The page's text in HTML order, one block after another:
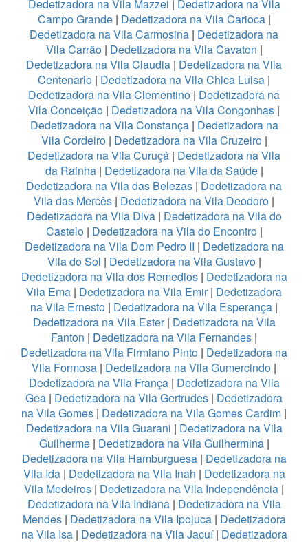
Dedetizadora na Vila Mazzei | Dedetizadora na Vila
Campo Grande| Dedetizadora na Vila Carioca|
Dedetizadora na Vila Carmosina | Dedetizadora na
Vila Carrão| Dedetizadora na Vila Cavaton |
Dedetizadora na Vila Claudia | Dedetizadora na Vila
Centenario | Dedetizadora na Vila Chica Luisa |
Dedetizadora na Vila Clementino | Dedetizadora na
Vila Conceição | Dedetizadora na Vila Congonhas |
Dedetizadora na Vila Constança| Dedetizadora na
Vila Cordeiro| Dedetizadora na Vila Cruzeiro |
Dedetizadora na Vila Curuçá | Dedetizadora na Vila
da Rainha | Dedetizadora na Vila da Saúde|
Dedetizadora na Vila das Belezas | Dedetizadora na
Vila das Mercês | Dedetizadora na Vila Deodoro |
Dedetizadora na Vila Diva| Dedetizadora na Vila do
Castelo| Dedetizadora na Vila do Encontro|
Dedetizadora na Vila Dom Pedro II | Dedetizadora na
Vila do Sol | Dedetizadora na Vila Gustavo|
Dedetizadora na Vila dos Remedios| Dedetizadora na
Vila Ema | Dedetizadora na Vila Emir| Dedetizadora
na Vila Ernesto | Dedetizadora na Vila Esperança |
Dedetizadora na Vila Ester| Dedetizadora na Vila
Fanton | Dedetizadora na Vila Fernandes |
Dedetizadora na Vila Firmiano Pinto | Dedetizadora na
Vila Formosa | Dedetizadora na Vila Gumercindo |
Dedetizadora na Vila França| Dedetizadora na Vila
Gea | Dedetizadora na Vila Gertrudes | Dedetizadora
na Vila Gomes | Dedetizadora na Vila Gomes Cardim |
Dedetizadora na Vila Guarani | Dedetizadora na Vila
Guilherme| Dedetizadora na Vila Guilhermina|
Dedetizadora na Vila Hamburguesa| Dedetizadora na
Vila Ida| Dedetizadora na Vila Inah | Dedetizadora na
Vila Medeiros | Dedetizadora na Vila Independência |
Dedetizadora na Vila Indiana| Dedetizadora na Vila
Mendes| Dedetizadora na Vila Ipojuca| Dedetizadora
na Vila Isa| Dedetizadora na Vila Jacuí| Dedetizadora